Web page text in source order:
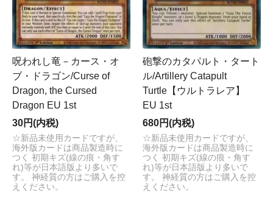
呪われし竜－カース・オ
ブ・ドラゴン/Curse of
Dragon, the Cursed
Dragon EU 1st
30円(内税)
☆新品未使用カードですが、
海外版カードは商品製造時に
つく 初期キズ(線の痕・角す
れ)等が日本語版より多いで
す。 神経質の方はご購入を控
えください。
砲撃のカタパルト・タート
ル/Artillery Catapult
Turtle【ウルトラレア】
EU 1st
680円(内税)
☆新品未使用カードですが、
海外版カードは商品製造時に
つく 初期キズ(線の痕・角す
れ)等が日本語版より多いで
す。 神経質の方はご購入を控
えください。